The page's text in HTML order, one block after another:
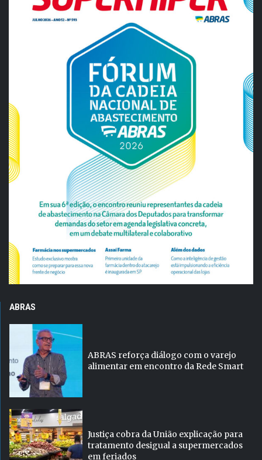
ABRAS
ABRAS reforça diálogo com o varejo
alimentar em encontro da Rede Smart
Justiça cobra da União explicação para
tratamento desigual a supermercados
em feriados